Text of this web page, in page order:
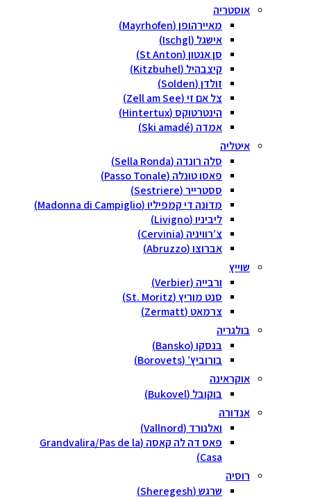
אוסטריה
מאיירהופן (Mayrhofen)
אישגל (Ischgl)
סן אנטון (St Anton)
קיצבהיל (Kitzbuhel)
זולדן (Solden)
צל אם זי (Zell am See)
הינטרטוקס (Hintertux)
אמדה (Ski amadé)
איטליה
סלה רונדה (Sella Ronda)
פאסו טונלה (Passo Tonale)
ססטרייר (Sestriere)
מדונה די קמפיליו (Madonna di Campiglio)
ליביניו (Livigno)
צ’רוויניה (Cervinia)
אברוצו (Abruzzo)
שוייץ
ורבייה (Verbier)
סנט מוריץ (St. Moritz)
צרמאט (Zermatt)
בולגריה
בנסקו (Bansko)
בורוביץ’ (Borovets)
אוקראינה
בוקובל (Bukovel)
אנדורה
ואלנורד (Vallnord)
פאס דה לה קאסה (Grandvalira/Pas de la
Casa)
רוסיה
שרגש (Sheregesh)